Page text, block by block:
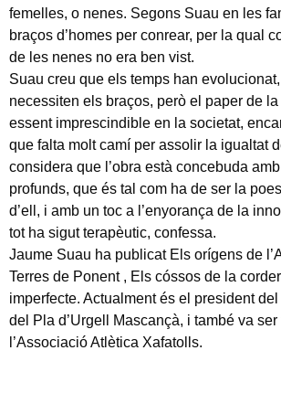
femelles, o nenes. Segons Suau en les
braços d’homes per conrear, per la qual
de les nenes no era ben vist.
Suau creu que els temps han
necessiten els braços, però el paper de
essent imprescindible en la societat,
que falta molt camí per assolir la igualtat
considera que l’obra està concebuda
profunds, que és tal com ha de ser la
d’ell, i amb un toc a l’enyorança de la
tot ha sigut terapèutic, confessa.
Jaume Suau ha publicat Els orígens de
Terres de Ponent , Els cóssos de la
imperfecte. Actualment és el president
del Pla d’Urgell Mascançà, i també va
l’Associació Atlètica Xafatolls.